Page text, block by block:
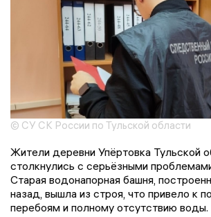
© СУ СК России по Тульской области
Жители деревни Упёртовка Тульской
столкнулись с серьёзными
Старая водонапорная башня,
назад, вышла из строя, что привело к
перебоям и полному отсутствию